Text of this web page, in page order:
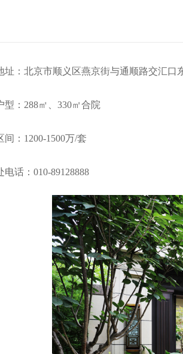
址：北京市顺义区燕京街与通顺路交汇口
型：288㎡、330㎡合院
间：1200-1500万/套
电话：010-89128888